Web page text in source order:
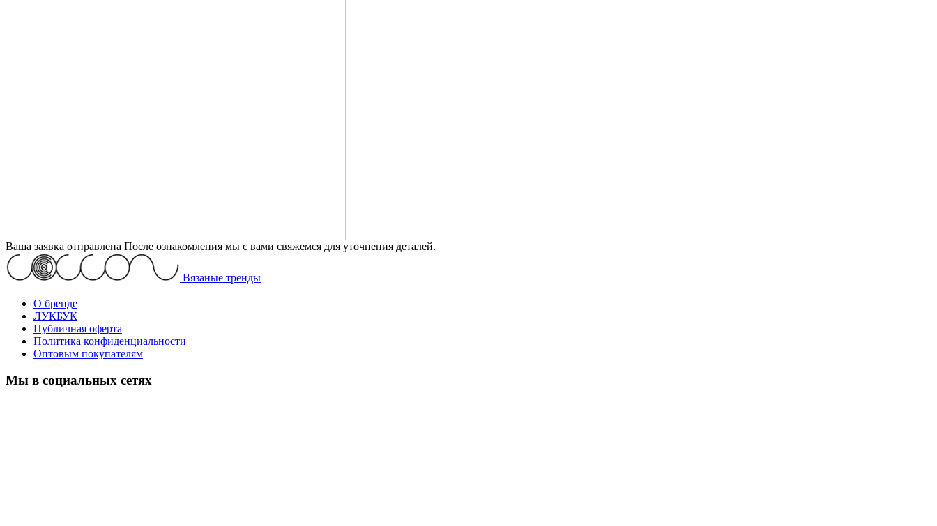
Ваша заявка отправлена После ознакомления мы с вами свяжемся для уточнения деталей.
Вязаные тренды
О бренде
ЛУКБУК
Публичная оферта
Политика конфиденциальности
Оптовым покупателям
Мы в социальных сетях